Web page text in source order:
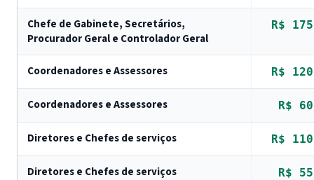
Chefe de Gabinete, Secretários,
Procurador Geral e Controlador Geral
R$
Coordenadores e Assessores R$
Coordenadores e Assessores R$
Diretores e Chefes de serviços R$
Diretores e Chefes de serviços R$